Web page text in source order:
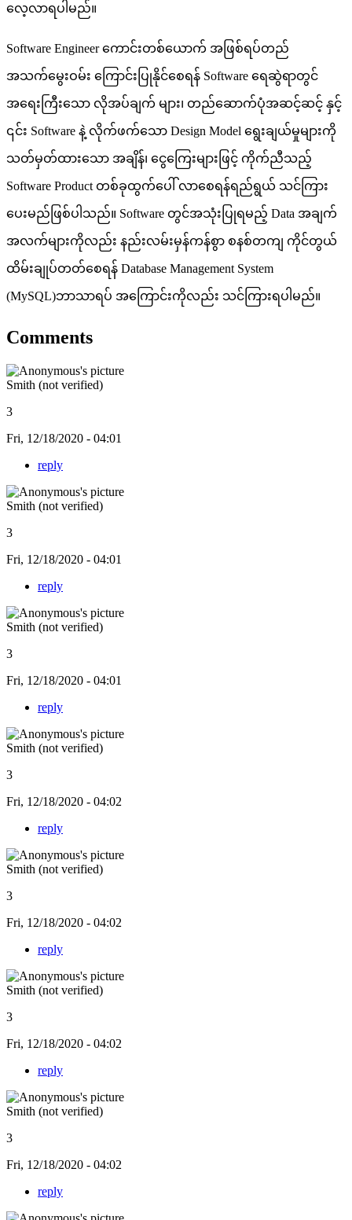
လေ့လာရပါမည်။
Software Engineer ကောင်းတစ်ယောက် အဖြစ်ရပ်တည်
အသက်မွေးဝမ်း ကြောင်းပြုနိုင်စေရန် Software ရေဆွဲရာတွင်
အရေးကြီးသော လိုအပ်ချက် များ၊ တည်ဆောက်ပုံအဆင့်ဆင့် နှင့်
၎င်း Software နဲ့ လိုက်ဖက်သော Design Model ရွေးချယ်မှုများကို
သတ်မှတ်ထားသော အချိန်၊ ငွေကြေးများဖြင့် ကိုက်ညီသည့်
Software Product တစ်ခုထွက်ပေါ် လာစေရန်ရည်ရွယ် သင်ကြား
ပေးမည်ဖြစ်ပါသည်။ Software တွင်အသုံးပြုရမည့် Data အချက်
အလက်များကိုလည်း နည်းလမ်းမှန်ကန်စွာ စနစ်တကျ ကိုင်တွယ်
ထိမ်းချုပ်တတ်စေရန် Database Management System
(MySQL)ဘာသာရပ် အကြောင်းကိုလည်း သင်ကြားရပါမည်။
Comments
Smith (not verified)
3
Fri, 12/18/2020 - 04:01
reply
Smith (not verified)
3
Fri, 12/18/2020 - 04:01
reply
Smith (not verified)
3
Fri, 12/18/2020 - 04:01
reply
Smith (not verified)
3
Fri, 12/18/2020 - 04:02
reply
Smith (not verified)
3
Fri, 12/18/2020 - 04:02
reply
Smith (not verified)
3
Fri, 12/18/2020 - 04:02
reply
Smith (not verified)
3
Fri, 12/18/2020 - 04:02
reply